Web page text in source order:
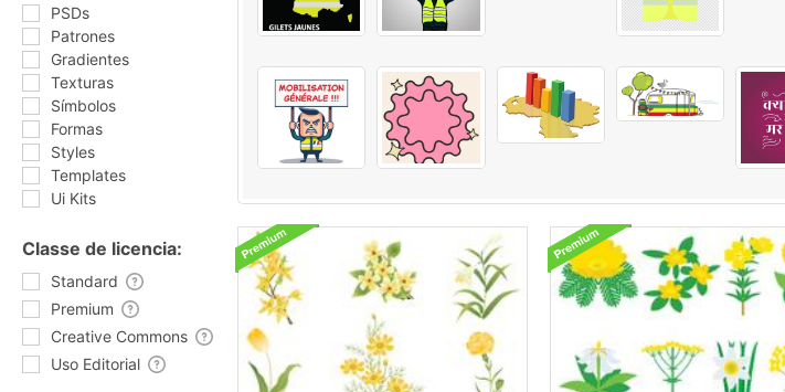
PSDs
Patrones
Gradientes
Texturas
Símbolos
Formas
Styles
Templates
Ui Kits
Classe de licencia:
Standard
Premium
Creative Commons
Uso Editorial